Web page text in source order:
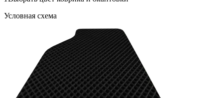
Условная схема